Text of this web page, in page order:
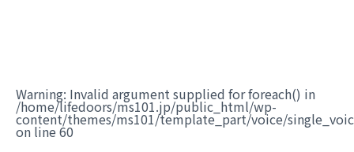
Warning: Invalid argument supplied for foreach() in
/home/lifedoors/ms101.jp/public_html/wp-
content/themes/ms101/template_part/voice/
on line 60